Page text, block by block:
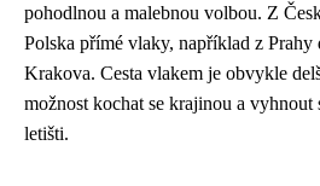
pohodlnou a malebnou volbou. Z
Polska přímé vlaky, například z Prahy
Krakova. Cesta vlakem je obvykle
možnost kochat se krajinou a vyhnout
letišti.